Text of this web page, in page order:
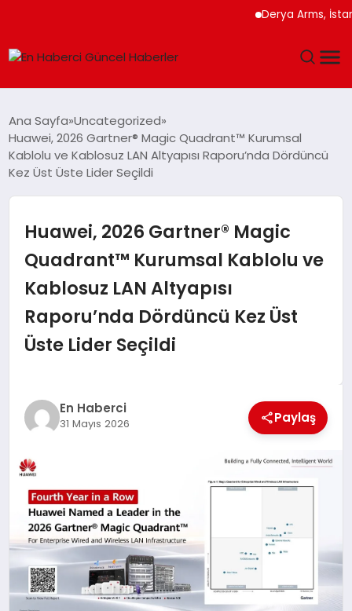
Derya Arms, İstanbul
SPOR
TEKNOLOJI
MAGAZIN
DÜNYA
EKONOMI
SIYASET
Ana Sayfa Uncategorized
Huawei, 2026 Gartner® Magic Quadrant™ Kurumsal
Kablolu ve Kablosuz LAN Altyapısı Raporu’nda Dördüncü
Kez Üst Üste Lider Seçildi
Huawei, 2026 Gartner® Magic
Quadrant™ Kurumsal Kablolu ve
Kablosuz LAN Altyapısı
Raporu’nda Dördüncü Kez Üst
Üste Lider Seçildi
En Haberci
31 Mayıs 2026 Paylaş